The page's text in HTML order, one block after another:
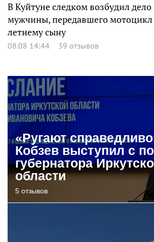
В Куйтуне следком возбудил
мужчины, передавшего мотоцикл
летнему сыну
08.08 14:44 39 отзывов
«Ругают
Кобзев выступил с
губернатора
области
5 отзывов